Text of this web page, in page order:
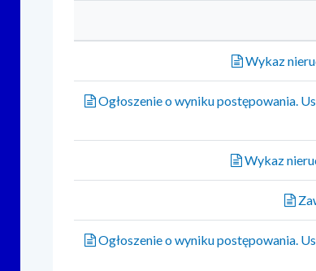
Wykaz
Ogłoszenie o wyniku postępowania.
Wykaz
Ogłoszenie o wyniku postępowania.